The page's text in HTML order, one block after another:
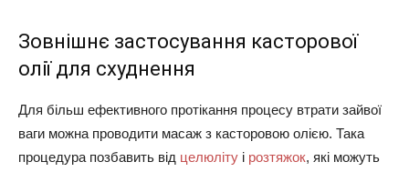
Зовнішнє застосування касторової
олії для схуднення
Для більш ефективного протікання процесу втрати зайвої
ваги можна проводити масаж з касторовою олією. Така
процедура позбавить від целюліту і розтяжок, які можуть